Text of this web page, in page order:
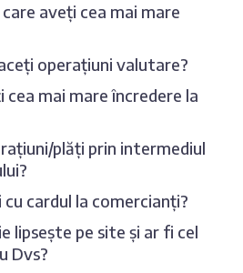
aveți cea mai mare
operațiuni valutare?
mai mare încredere la
plăți prin intermediul
cardul la comercianți?
lipsește pe site și ar fi cel
Dvs?